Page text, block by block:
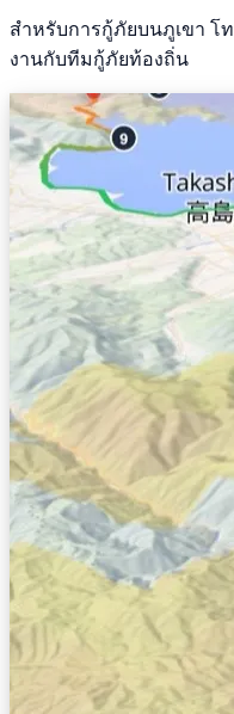
สำหรับการกู้ภัยบนภูเขา โ
งานกับทีมกู้ภัยท้องถิ่น